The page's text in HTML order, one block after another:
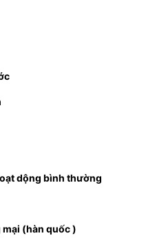
dộng bình thường
mại (hàn quốc )